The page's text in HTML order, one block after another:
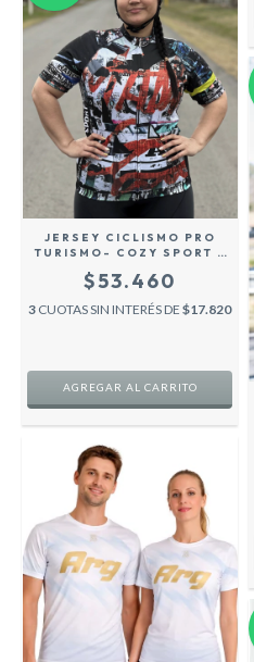
JERSEY CICLISMO PRO
TURISMO- COZY SPORT -
$53.460
3 CUOTAS SIN INTERÉS DE $17.820
AGREGAR AL CARRITO